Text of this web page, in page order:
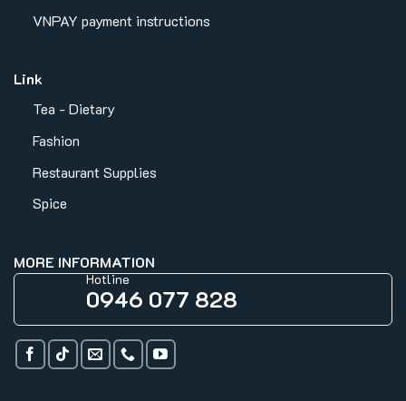
VNPAY payment instructions
Link
Tea - Dietary
Fashion
Restaurant Supplies
Spice
MORE INFORMATION
Hotline
0946 077 828